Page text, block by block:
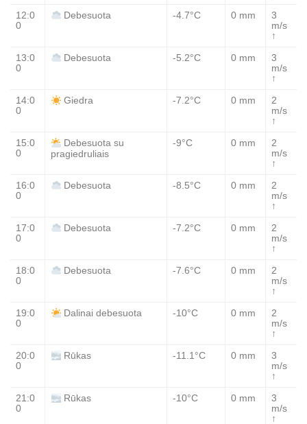
12:0
0
Debesuota -4.7°C 0 mm
3
m/s
↑
13:0
0
Debesuota -5.2°C 0 mm
3
m/s
↑
14:0
0
Giedra -7.2°C 0 mm
2
m/s
↑
15:0
0
Debesuota su
pragiedruliais
-9°C 0 mm
2
m/s
↑
16:0
0
Debesuota -8.5°C 0 mm
2
m/s
↑
17:0
0
Debesuota -7.2°C 0 mm
2
m/s
↑
18:0
0
Debesuota -7.6°C 0 mm
2
m/s
↑
19:0
0
Dalinai debesuota -10°C 0 mm
2
m/s
↑
20:0
0
Rūkas -11.1°C 0 mm
3
m/s
↑
21:0
0
Rūkas -10°C 0 mm
3
m/s
↑